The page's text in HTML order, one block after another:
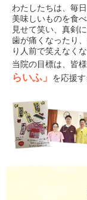
わたしたちは、毎
美味しいものを食
見せて笑い、真剣
歯が痛くなったり
り人前で笑えなく
当院の目標は、皆
らいふ」
を応援